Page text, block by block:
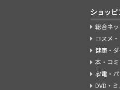
ショッ
総合ネ
コスメ
健康・
本・コ
家電・
DVD・